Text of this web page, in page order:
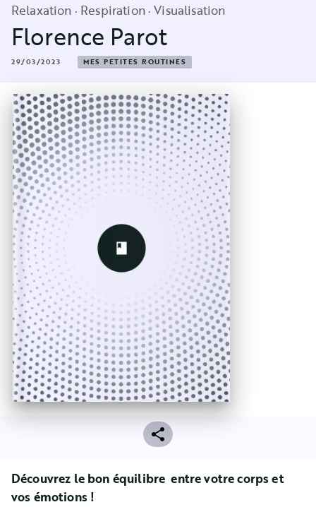
Relaxation · Respiration · Visualisation
Florence Parot
29/03/2023 MES PETITES ROUTINES
Découvrez le bon équilibre entre votre corps et
vos émotions !